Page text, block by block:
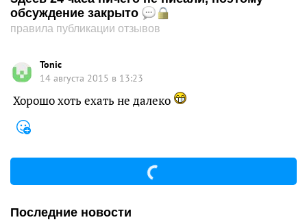
обсуждение закрыто
правила публикации отзывов
Tonic
14 августа 2015 в 13:23
Хорошо хоть ехать не далеко
Последние новости